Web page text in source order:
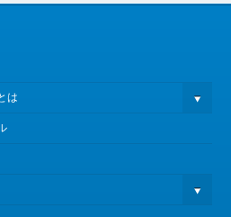
は